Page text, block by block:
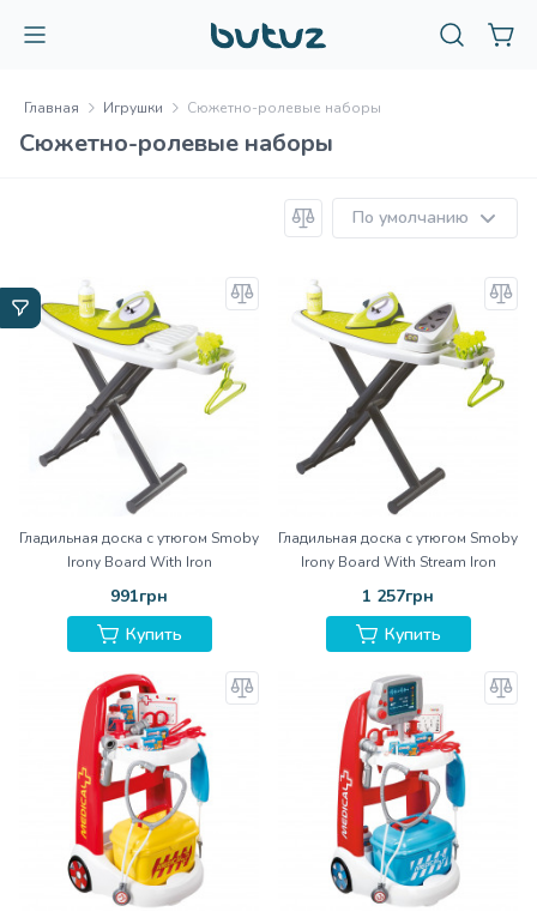
Главная Игрушки Сюжетно-ролевые наборы
Сюжетно-ролевые наборы
По умолчанию
Гладильная доска с утюгом Smoby
Irony Board With Iron
991грн
Купить
Гладильная доска с утюгом Smoby
Irony Board With Stream Iron
1 257грн
Купить